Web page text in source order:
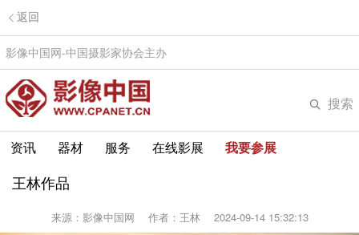
返回
影像中国网-中国摄影家协会主办
搜索
资讯 器材 服务 在线影展 我要参展
王林作品
来源：影像中国网 作者：王林 2024-09-14 15:32:13